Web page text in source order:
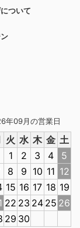
年09月の営業日
火 水 木 金 土
1
2 3 4
5
8 9 10 11 12
15 16 17 18 19
22 23 24 25 26
29 30
ついて